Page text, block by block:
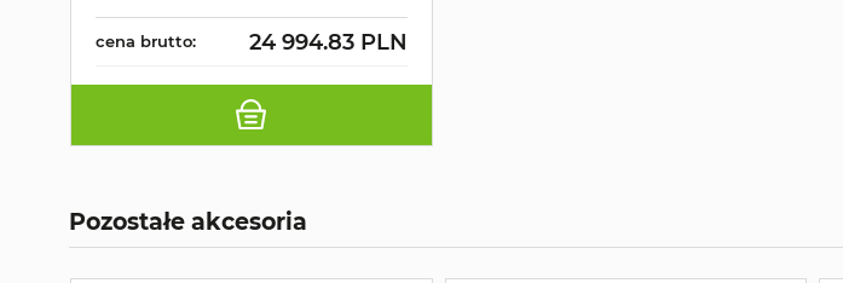
cena brutto: 24 994.83 PLN
Pozostałe akcesoria